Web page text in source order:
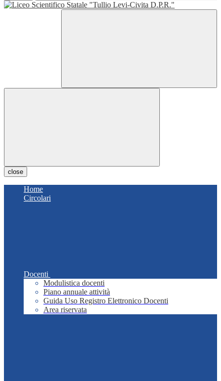
close
Home
Circolari
Docenti
Modulistica docenti
Piano annuale attività
Guida Uso Registro Elettronico Docenti
Area riservata